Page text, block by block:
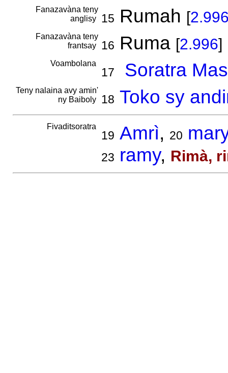
Fanazavàna teny
anglisy
15 Rumah [
Fanazavàna teny
frantsay
16 Ruma [2.996]
Voambolana
17 Soratra
Teny nalaina avy amin'
ny Baiboly
18 Toko sy
Fivaditsoratra
19 Amrì, 20 mary
23 ramy, Rimà,